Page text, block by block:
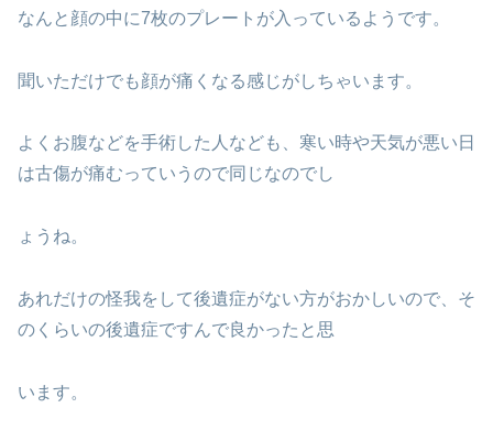
なんと顔の中に7枚のプレートが入っているようです。
聞いただけでも顔が痛くなる感じがしちゃいます。
よくお腹などを手術した人なども、寒い時や天気が悪い日
は古傷が痛むっていうので同じなのでし
ょうね。
あれだけの怪我をして後遺症がない方がおかしいので、そ
のくらいの後遺症ですんで良かったと思
います。